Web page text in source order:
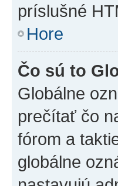
príslušné
Hore
Čo sú to
Globálne
prečítať čo
fórom a
globálne